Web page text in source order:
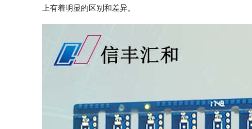
上有着明显的区别和差异。